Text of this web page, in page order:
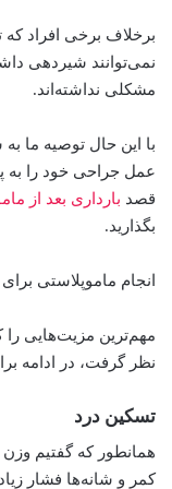
برخلاف برخی افراد
نمی‌توانند شیردهی
مشکلی نداشته‌اند.
با این حال توصیه ما
عمل جراحی خود را به
قصد بارداری بعد از
بگذارید.
انجام ماموپلاستی
مهم‌ترین مزیت‌هایی را
نظر گرفت، در ادامه
تسکین درد
همانطور که گفتیم
کمر و شانه‌ها فشار